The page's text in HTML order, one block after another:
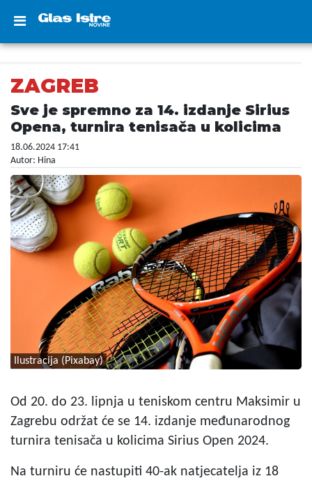
ZAGREB
Sve je spremno za 14. izdanje Sirius
Opena, turnira tenisača u kolicima
18.06.2024 17:41
Autor: Hina
Ilustracija (Pixabay)
Od 20. do 23. lipnja u teniskom centru Maksimir u
Zagrebu održat će se 14. izdanje međunarodnog
turnira tenisača u kolicima Sirius Open 2024.
Na turniru će nastupiti 40-ak natjecatelja iz 18